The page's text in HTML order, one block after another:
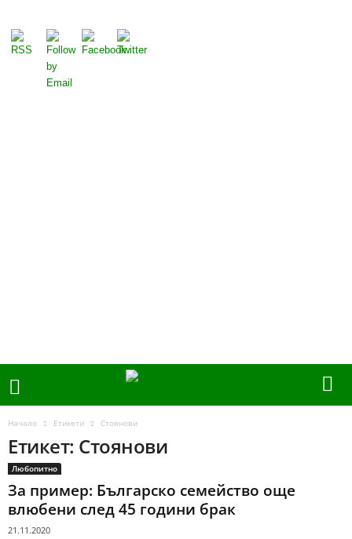
Начало Етикети Стоянови
Етикет: Стоянови
Любопитно
За пример: Българско семейство още
влюбени след 45 години брак
21.11.2020